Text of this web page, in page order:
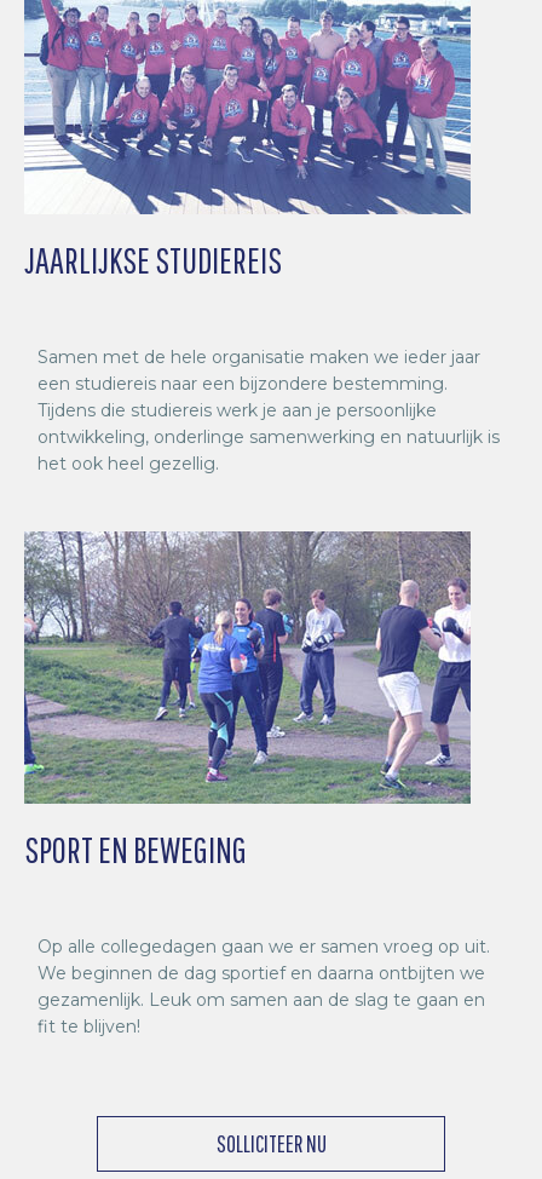
JAARLIJKSE STUDIEREIS
Samen met de hele organisatie maken we ieder jaar
een studiereis naar een bijzondere bestemming.
Tijdens die studiereis werk je aan je persoonlijke
ontwikkeling, onderlinge samenwerking en natuurlijk is
het ook heel gezellig.
SPORT EN BEWEGING
Op alle collegedagen gaan we er samen vroeg op uit.
We beginnen de dag sportief en daarna ontbijten we
gezamenlijk. Leuk om samen aan de slag te gaan en
fit te blijven!
SOLLICITEER NU